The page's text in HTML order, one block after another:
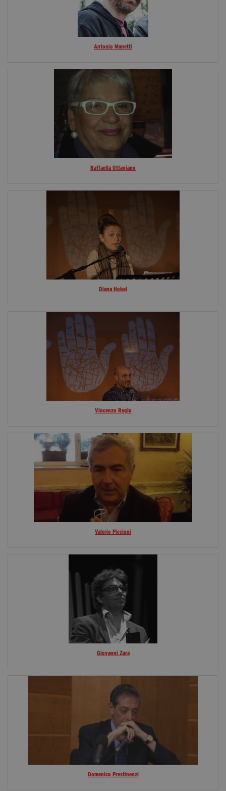
Antonio Manetti
Raffaella Ottaviano
Diana Hobel
Vincenzo Regio
Valerio Piccioni
Giovanni Zara
Domenico Prestinenzi